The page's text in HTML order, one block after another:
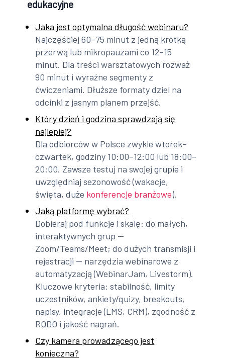
edukacyjne
Jaka jest optymalna długość webinaru?
Najczęściej 60–75 minut z jedną krótką
przerwą lub mikropauzami co 12–15
minut. Dla treści warsztatowych rozważ
90 minut i wyraźne segmenty z
ćwiczeniami. Dłuższe formaty dziel na
odcinki z jasnym planem przejść.
Który dzień i godzina sprawdzają się
najlepiej?
Dla odbiorców w Polsce zwykle wtorek–
czwartek, godziny 10:00–12:00 lub 18:00–
20:00. Zawsze testuj na swojej grupie i
uwzględniaj sezonowość (wakacje,
święta, duże konferencje branżowe).
Jaką platformę wybrać?
Dobieraj pod funkcje i skalę: do małych,
interaktywnych grup —
Zoom/Teams/Meet; do dużych transmisji i
rejestracji — narzędzia webinarowe z
automatyzacją (WebinarJam, Livestorm).
Kluczowe kryteria: stabilność, limity
uczestników, ankiety/quizy, breakouts,
napisy, integracje (LMS, CRM), zgodność z
RODO i jakość nagrań.
Czy kamera prowadzącego jest
konieczna?